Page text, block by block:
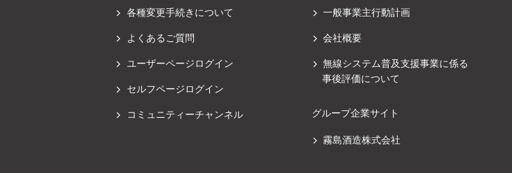
各種変更手続きについて
よくあるご質問
ユーザーページログイン
セルフページログイン
コミュニティーチャンネル
一般事業主行動計画
会社概要
無線システム普及支援事業に係る
事後評価について
グループ企業サイト
霧島酒造株式会社